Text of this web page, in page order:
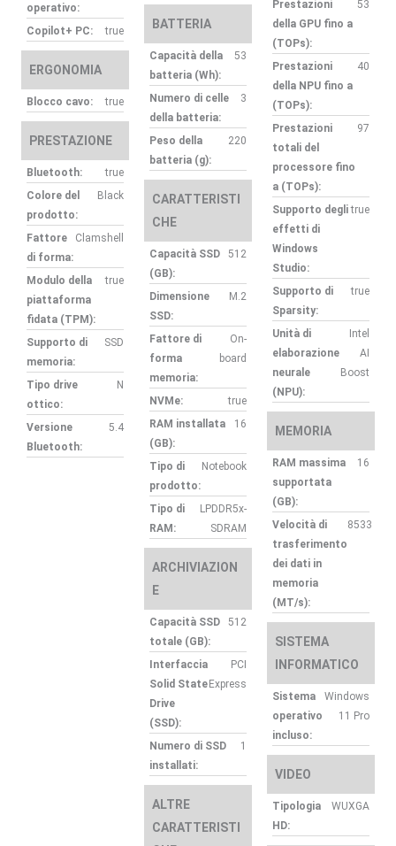
operativo:
Copilot+ PC: true
ERGONOMIA
Blocco cavo: true
PRESTAZIONE
Bluetooth:
true
Colore del
prodotto:
Black
Fattore
di forma:
Clamshell
Modulo della
piattaforma
fidata (TPM):
true
Supporto di
memoria:
SSD
Tipo drive
ottico:
N
Versione
Bluetooth:
5.4
BATTERIA
Capacità della
batteria (Wh):
53
Numero di celle
della batteria:
3
Peso della
batteria (g):
220
CARATTERISTI
CHE
Capacità SSD
(GB):
512
Dimensione
SSD:
M.2
Fattore di
forma
memoria:
On-
board
NVMe:
true
RAM installata
(GB):
16
Tipo di
prodotto:
Notebook
Tipo di
RAM:
LPDDR5x-
SDRAM
ARCHIVIAZION
E
Capacità SSD
totale (GB):
512
Interfaccia
Solid State
Drive
(SSD):
PCI
Express
Numero di SSD
installati:
1
ALTRE
CARATTERISTI
Prestazioni
della GPU fino a
(TOPs):
53
Prestazioni
della NPU fino a
(TOPs):
40
Prestazioni
totali del
processore fino
a (TOPs):
97
Supporto degli
effetti di
Windows
Studio:
true
Supporto di
Sparsity:
true
Unità di
elaborazione
neurale
(NPU):
Intel
AI
Boost
MEMORIA
RAM massima
supportata
(GB):
16
Velocità di
trasferimento
dei dati in
memoria
(MT/s):
8533
SISTEMA
INFORMATICO
Sistema
operativo
incluso:
Windows
11 Pro
VIDEO
Tipologia
HD:
WUXGA